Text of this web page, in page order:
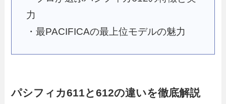
力
・最PACIFICAの最上位モデルの魅力
パシフィカ611と612の違いを徹底解説